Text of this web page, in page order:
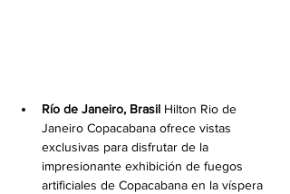
Río de Janeiro, Brasil Hilton Rio de
Janeiro Copacabana ofrece vistas
exclusivas para disfrutar de la
impresionante exhibición de fuegos
artificiales de Copacabana en la víspera